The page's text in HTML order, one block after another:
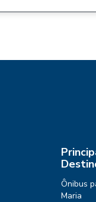
Ônibus
Maria